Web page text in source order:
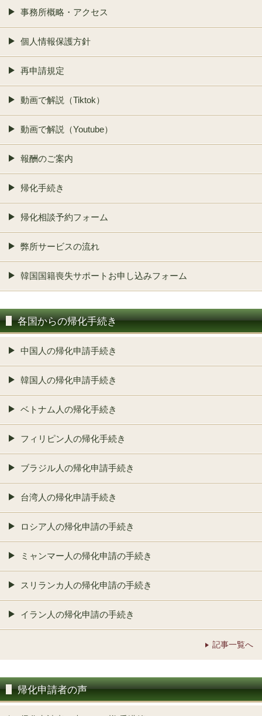
事務所概略・アクセス
個人情報保護方針
再申請規定
動画で解説（Tiktok）
動画で解説（Youtube）
報酬のご案内
帰化手続き
帰化相談予約フォーム
弊所サービスの流れ
韓国国籍喪失サポートお申し込みフォーム
各国からの帰化手続き
中国人の帰化申請手続き
韓国人の帰化申請手続き
ベトナム人の帰化手続き
フィリピン人の帰化手続き
ブラジル人の帰化申請手続き
台湾人の帰化申請手続き
ロシア人の帰化申請の手続き
ミャンマー人の帰化申請の手続き
スリランカ人の帰化申請の手続き
イラン人の帰化申請の手続き
記事一覧へ
帰化申請者の声